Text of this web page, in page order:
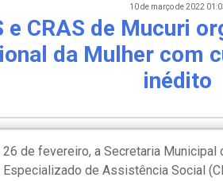
10 de março de 2022
e CRAS de Mucuri
da Mulher com
inédito
de fevereiro, a Secretaria
de Assistência Social